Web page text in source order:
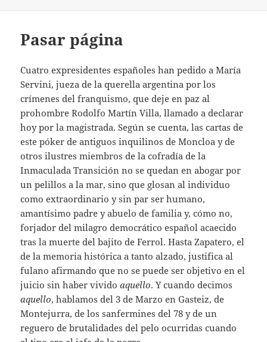
Pasar página
Cuatro expresidentes españoles han pedido a María
Servini, jueza de la querella argentina por los
crímenes del franquismo, que deje en paz al
prohombre Rodolfo Martín Villa, llamado a declarar
hoy por la magistrada. Según se cuenta, las cartas de
este póker de antiguos inquilinos de Moncloa y de
otros ilustres miembros de la cofradía de la
Inmaculada Transición no se quedan en abogar por
un pelillos a la mar, sino que glosan al individuo
como extraordinario y sin par ser humano,
amantísimo padre y abuelo de familia y, cómo no,
forjador del milagro democrático español acaecido
tras la muerte del bajito de Ferrol. Hasta Zapatero, el
de la memoria histórica a tanto alzado, justifica al
fulano afirmando que no se puede ser objetivo en el
juicio sin haber vividoaquello. Y cuando decimos
aquello, hablamos del 3 de Marzo en Gasteiz, de
Montejurra, de los sanfermines del 78 y de un
reguero de brutalidades del pelo ocurridas cuando